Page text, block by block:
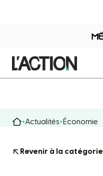
Actualités Économie
Revenir à la catégorie